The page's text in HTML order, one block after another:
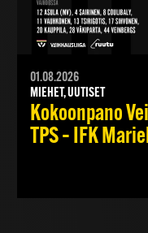
01.08.2026
MIEHET, UUTISET
Kokoonpano
TPS – IFK